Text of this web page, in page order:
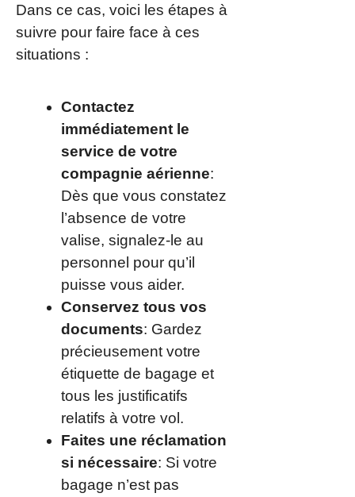
Dans ce cas, voici les étapes à
suivre pour faire face à ces
situations :
Contactez
immédiatement le
service de votre
compagnie aérienne:
Dès que vous constatez
l’absence de votre
valise, signalez-le au
personnel pour qu’il
puisse vous aider.
Conservez tous vos
documents: Gardez
précieusement votre
étiquette de bagage et
tous les justificatifs
relatifs à votre vol.
Faites une réclamation
si nécessaire: Si votre
bagage n’est pas